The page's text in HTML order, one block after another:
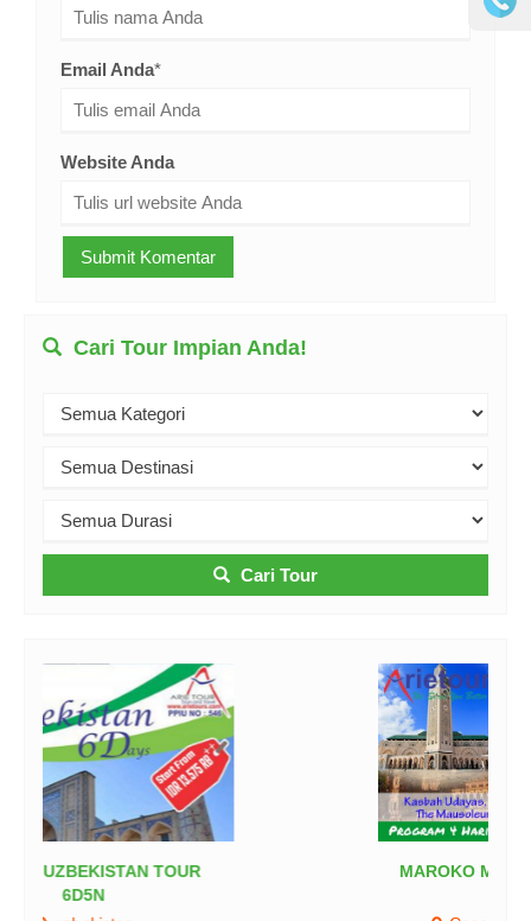
Email Anda*
Website Anda
Cari Tour Impian Anda!
Cari Tour
MAROKO MOESLIM TOUR 4D3N